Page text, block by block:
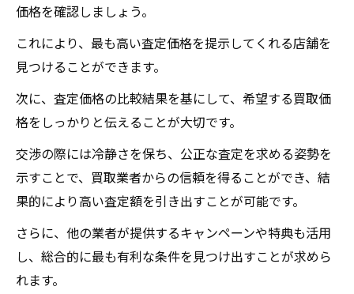
価格を確認しましょう。
これにより、最も高い査定価格を提示してくれる店舗を
見つけることができます。
次に、査定価格の比較結果を基にして、希望する買取価
格をしっかりと伝えることが大切です。
交渉の際には冷静さを保ち、公正な査定を求める姿勢を
示すことで、買取業者からの信頼を得ることができ、結
果的により高い査定額を引き出すことが可能です。
さらに、他の業者が提供するキャンペーンや特典も活用
し、総合的に最も有利な条件を見つけ出すことが求めら
れます。